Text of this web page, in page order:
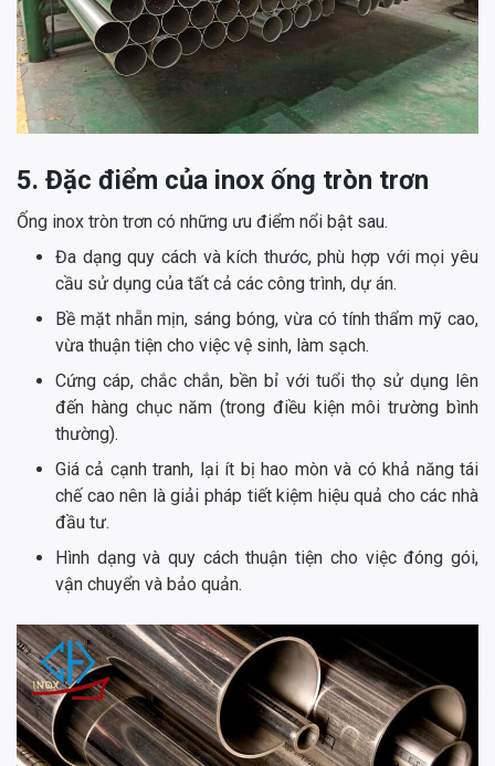
5. Đặc điểm của inox ống tròn trơn
Ống inox tròn trơn có những ưu điểm nổi bật sau.
Đa dạng quy cách và kích thước, phù hợp với mọi yêu
cầu sử dụng của tất cả các công trình, dự án.
Bề mặt nhẵn mịn, sáng bóng, vừa có tính thẩm mỹ cao,
vừa thuận tiện cho việc vệ sinh, làm sạch.
Cứng cáp, chắc chắn, bền bỉ với tuổi thọ sử dụng lên
đến hàng chục năm (trong điều kiện môi trường bình
thường).
Giá cả cạnh tranh, lại ít bị hao mòn và có khả năng tái
chế cao nên là giải pháp tiết kiệm hiệu quả cho các nhà
đầu tư.
Hình dạng và quy cách thuận tiện cho việc đóng gói,
vận chuyển và bảo quản.